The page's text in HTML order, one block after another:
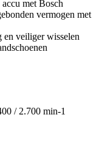
met Bosch
vermogen met
en veiliger wisselen
/ 2.700 min-1